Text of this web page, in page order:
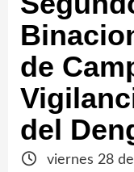
de
del
viernes 28